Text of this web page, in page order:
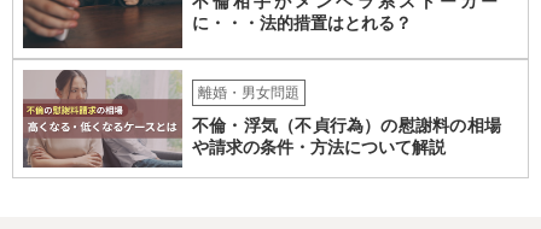
に・・・法的措置はとれる？
離婚・男女問題
不倫・浮気（不貞行為）の慰謝料の相場
や請求の条件・方法について解説